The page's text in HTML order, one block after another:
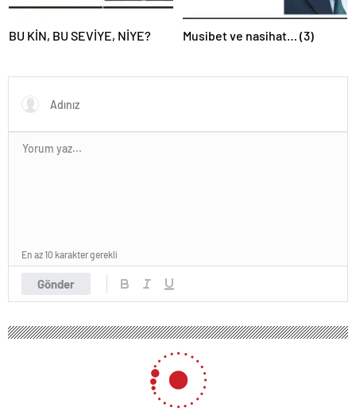
BU KİN, BU SEVİYE, NİYE? Musibet ve nasihat… (3)
Gönder
En az 10 karakter gerekli
SAVAŞLAR NİYE?
23 Ağustos 2024 11:35